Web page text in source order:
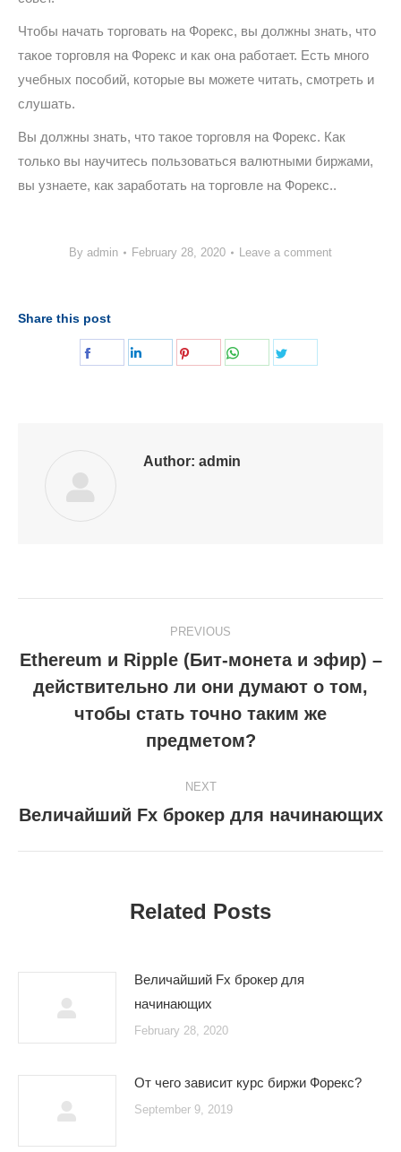
Чтобы начать торговать на Форекс, вы должны знать, что
такое торговля на Форекс и как она работает. Есть много
учебных пособий, которые вы можете читать, смотреть и
слушать.
Вы должны знать, что такое торговля на Форекс. Как
только вы научитесь пользоваться валютными биржами,
вы узнаете, как заработать на торговле на Форекс..
By admin February 28, 2020 Leave a comment
Share this post
Share
Share
Share
Share
Author: admin
navigation
PREVIOUS
Previous
post:
Ethereum и Ripple (Бит-монета и эфир) –
действительно ли они думают о том,
чтобы стать точно таким же
предметом?
NEXT
Next
Величайший Fx брокер для начинающих
Related Posts
Величайший Fx брокер для
начинающих
February 28, 2020
От чего зависит курс биржи Форекс?
September 9, 2019